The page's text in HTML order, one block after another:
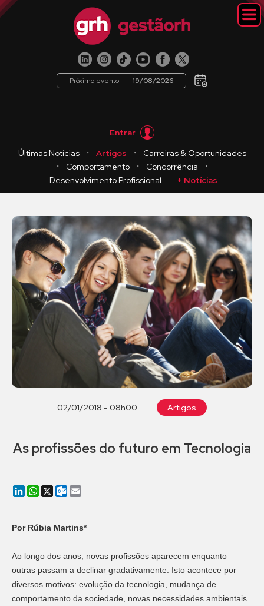
Próximo evento 19/08/2026
Entrar
Últimas Notícias
・ Artigos ・
Carreiras & Oportunidades
・
Comportamento ・ Concorrência
・
Desenvolvimento Profissional
+ Notícias
02/01/2018 - 08h00 Artigos
As profissões do futuro em Tecnologia
LinkedIn
WhatsApp
X Outlook.com
Por Rúbia Martins*
Ao longo dos anos, novas profissões aparecem enquanto
outras passam a declinar gradativamente. Isto acontece por
diversos motivos: evolução da tecnologia, mudança de
comportamento da sociedade, novas necessidades ambientais